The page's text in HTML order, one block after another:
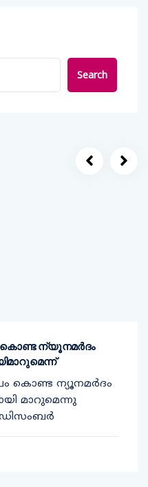
Search
കൊണ്ട ന്യൂനമർദം
കൊണ്ട ന്യൂനമർദം
മാറുമെന്നു
ഡിസംബർ